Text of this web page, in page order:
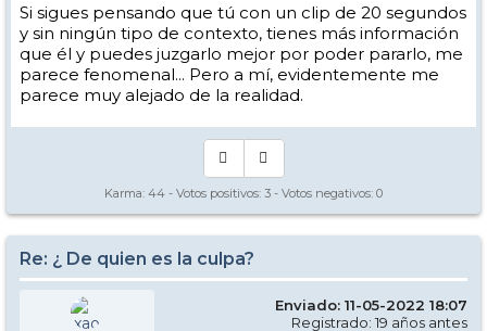
Si sigues pensando que tú con un clip de 20 segundos
y sin ningún tipo de contexto, tienes más información
que él y puedes juzgarlo mejor por poder pararlo, me
parece fenomenal... Pero a mí, evidentemente me
parece muy alejado de la realidad.
Karma: 44 - Votos positivos: 3 - Votos negativos: 0
Re: ¿ De quien es la culpa?
Enviado: 11-05-2022 18:07
Registrado: 19 años antes